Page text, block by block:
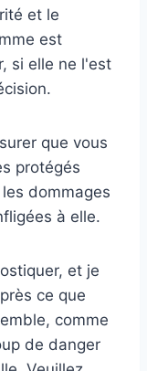
et le
est
si elle ne l'est
que vous
protégés
dommages
à elle.
et je
ce que
comme
de danger